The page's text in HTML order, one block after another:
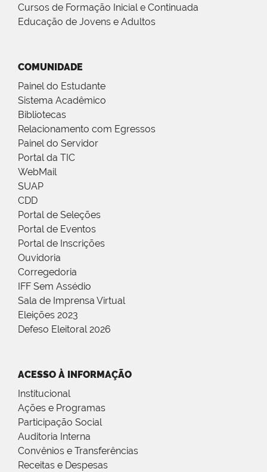
Cursos de Formação Inicial e Continuada
Educação de Jovens e Adultos
COMUNIDADE
Painel do Estudante
Sistema Acadêmico
Bibliotecas
Relacionamento com Egressos
Painel do Servidor
Portal da TIC
WebMail
SUAP
CDD
Portal de Seleções
Portal de Eventos
Portal de Inscrições
Ouvidoria
Corregedoria
IFF Sem Assédio
Sala de Imprensa Virtual
Eleições 2023
Defeso Eleitoral 2026
ACESSO À INFORMAÇÃO
Institucional
Ações e Programas
Participação Social
Auditoria Interna
Convênios e Transferências
Receitas e Despesas